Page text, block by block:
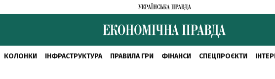
КОЛОНКИ ІНФРАСТРУКТУРА ПРАВИЛА ГРИ ФІНАНСИ СПЕЦПРОЄКТИ